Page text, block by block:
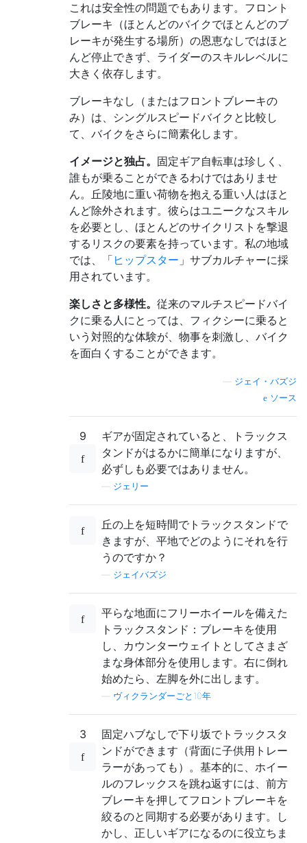
これは安全性の問題でもあります。フロント
ブレーキ（ほとんどのバイクでほとんどのブ
レーキが発生する場所）の恩恵なしではほと
んど停止できず、ライダーのスキルレベルに
大きく依存します。
ブレーキなし（またはフロントブレーキの
み）は、シングルスピードバイクと比較し
て、バイクをさらに簡素化します。
イメージと独占。 固定ギア自転車は珍しく、
誰もが乗ることができるわけではありませ
ん。丘陵地に重い荷物を抱える重い人はほと
んど除外されます。彼らはユニークなスキル
を必要とし、ほとんどのサイクリストを撃退
するリスクの要素を持っています。私の地域
では、「 ヒップスター 」サブカルチャーに採
用されています。
楽しさと多様性。 従来のマルチスピードバイ
クに乗る人にとっては、フィクシーに乗ると
いう対照的な体験が、物事を刺激し、バイク
を面白くすることができます。
ジェイ・バズジ
ソース
9
ギアが固定されていると、トラックス
タンドがはるかに簡単になりますが、
必ずしも必要ではありません。
ジェリー
丘の上を短時間でトラックスタンドで
きますが、平地でどのようにそれを行
うのですか？
ジェイバズジ
平らな地面にフリーホイールを備えた
トラックスタンド：ブレーキを使用
し、カウンターウェイトとしてさまざ
まな身体部分を使用します。右に倒れ
始めたら、左脚を外に出します。
ヴィクランダーごと10年
3
固定ハブなしで下り坂でトラックスタ
ンドができます（背面に子供用トレー
ラーがあっても）。基本的に、ホイー
ルのフレックスを跳ね返すには、前方
ブレーキを押してフロントブレーキを
絞るのと同期する必要があります。し
かし、正しいギアになるのに役立ちま